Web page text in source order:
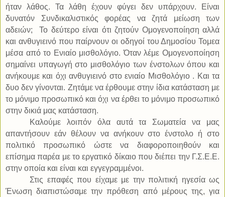
ήταν λάθος. Τα λάθη έχουν φύγει δεν υπάρχουν. Είναι
δυνατόν Συνδικαλιστικός φορέας να ζητά μείωση των
αδειών;
Το δεύτερο είναι ότι ζητούν Ομογενοποίηση αλλά
και ανθυγιεινό που παίρνουν οι οδηγοί του Δημοσίου Τομεα
μέσα από το Ενιαίο μισθολόγιο. Όταν λέμε Ομογενοποίηση
σημαίνει υπαγωγή στο μισθολόγιο των ένστολων όπου και
ανήκουμε και όχι ανθυγιεινό στο ενιαίο Μισθολόγιο . Και τα
δυο δεν γίνονται. Ζητάμε να έρθουμε στην ίδια κατάσταση με
το μόνιμο προσωπικό και όχι να έρθει το μόνιμο προσωπικό
στην δικιά μας κατάσταση.
Καλούμε λοιπόν όλα αυτά τα Σωματεία να μας
απαντήσουν εάν θέλουν να ανήκουν στο ένστολο ή στο
πολιτικό προσωπικό ώστε να διαφοροποιηθούν και
επίσημα παρέα με το εργατικό δίκαιο που διέπει την Γ.Σ.Ε.Ε.
στην οποία και είναι και εγγεγραμμένοι.
Στις επαφές που είχαμε με την πολιτική ηγεσία ως
Ένωση διαπιστώσαμε την πρόθεση από μέρους της, για